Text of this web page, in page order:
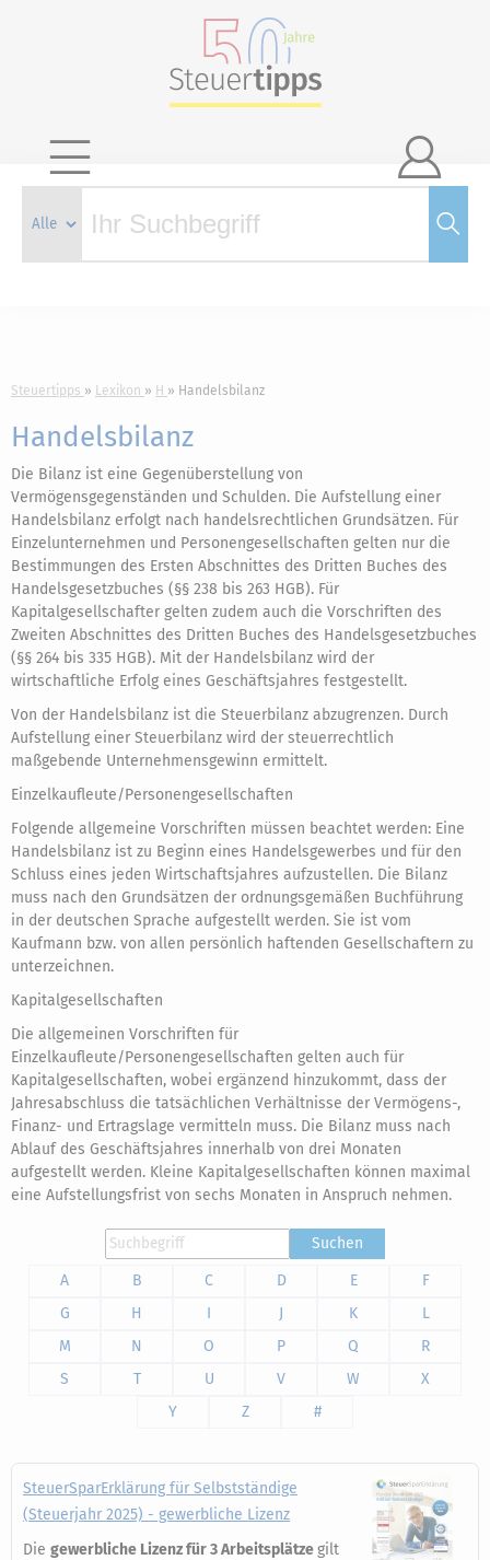

Steuertipps Lexikon H Handelsbilanz
Handelsbilanz
Die Bilanz ist eine Gegenüberstellung von
Vermögensgegenständen und Schulden. Die Aufstellung einer
Handelsbilanz erfolgt nach handelsrechtlichen Grundsätzen. Für
Einzelunternehmen und Personengesellschaften gelten nur die
Bestimmungen des Ersten Abschnittes des Dritten Buches des
Handelsgesetzbuches (§§ 238 bis 263 HGB). Für
Kapitalgesellschafter gelten zudem auch die Vorschriften des
Zweiten Abschnittes des Dritten Buches des Handelsgesetzbuches
(§§ 264 bis 335 HGB). Mit der Handelsbilanz wird der
wirtschaftliche Erfolg eines Geschäftsjahres festgestellt.
Von der Handelsbilanz ist die Steuerbilanz abzugrenzen. Durch
Aufstellung einer Steuerbilanz wird der steuerrechtlich
maßgebende Unternehmensgewinn ermittelt.
Einzelkaufleute/Personengesellschaften
Folgende allgemeine Vorschriften müssen beachtet werden: Eine
Handelsbilanz ist zu Beginn eines Handelsgewerbes und für den
Schluss eines jeden Wirtschaftsjahres aufzustellen. Die Bilanz
muss nach den Grundsätzen der ordnungsgemäßen Buchführung
in der deutschen Sprache aufgestellt werden. Sie ist vom
Kaufmann bzw. von allen persönlich haftenden Gesellschaftern zu
unterzeichnen.
Kapitalgesellschaften
Die allgemeinen Vorschriften für
Einzelkaufleute/Personengesellschaften gelten auch für
Kapitalgesellschaften, wobei ergänzend hinzukommt, dass der
Jahresabschluss die tatsächlichen Verhältnisse der Vermögens-,
Finanz- und Ertragslage vermitteln muss. Die Bilanz muss nach
Ablauf des Geschäftsjahres innerhalb von drei Monaten
aufgestellt werden. Kleine Kapitalgesellschaften können maximal
eine Aufstellungsfrist von sechs Monaten in Anspruch nehmen.
Suchen
A
B C D E
F
G
H I J K
L
M
N O P Q
R
S
T U V W
X
Y
Z #
SteuerSparErklärung für Selbstständige
(Steuerjahr 2025) - gewerbliche Lizenz
Die gewerbliche Lizenz für 3 Arbeitsplätzegilt